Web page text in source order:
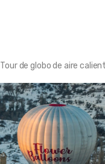
Tour de globo de aire